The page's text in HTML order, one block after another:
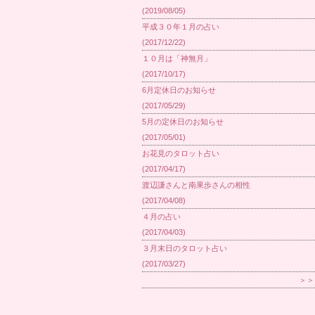
(2019/08/05)
平成３０年１月の占い
(2017/12/22)
１０月は「神無月」
(2017/10/17)
6月定休日のお知らせ
(2017/05/29)
5月の定休日のお知らせ
(2017/05/01)
お花見のタロット占い
(2017/04/17)
渡辺謙さんと南果歩さんの相性
(2017/04/08)
４月の占い
(2017/04/03)
３月末日のタロット占い
(2017/03/27)
＞